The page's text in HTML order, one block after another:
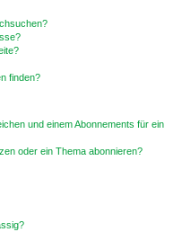
finden?
und einem Abonnements für ein
oder ein Thema abonnieren?